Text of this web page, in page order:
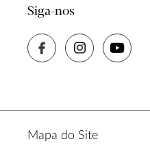
Siga-nos
Mapa do Site